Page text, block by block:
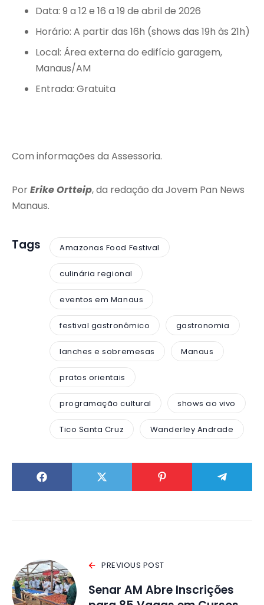
Data: 9 a 12 e 16 a 19 de abril de 2026
Horário: A partir das 16h (shows das 19h às 21h)
Local: Área externa do edifício garagem,
Manaus/AM
Entrada: Gratuita
Com informações da Assessoria.
PorErike Ortteip, da redação da Jovem Pan News
Manaus.
Tags Amazonas Food Festival
culinária regional
eventos em Manaus
festival gastronômico gastronomia
lanches e sobremesas Manaus
pratos orientais
programação cultural shows ao vivo
Tico Santa Cruz Wanderley Andrade
PREVIOUS POST
Senar AM Abre Inscrições